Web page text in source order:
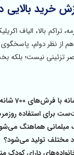
خرید بالایی
تراکم بالا، الیاف
هم از نظر دوام،
تزئینی نیست؛ بلکه
برای استفاده
مبلمانی هماهنگ
مختلف تولید می‌شود؟